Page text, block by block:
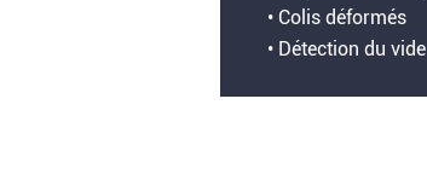
• Colis déformés
• Détection du vide